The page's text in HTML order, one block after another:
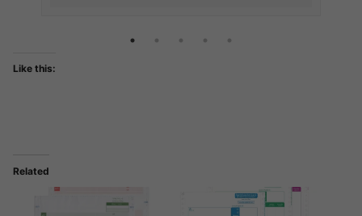
Like this:
Related